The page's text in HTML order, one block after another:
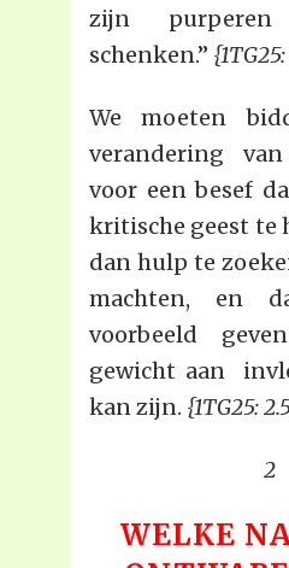
zijn
schenken.”
We moeten
verandering
voor een besef
kritische geest te
dan hulp te
machten, en
voorbeeld
gewicht aan
kan zijn. {1TG25:
2
WELKE